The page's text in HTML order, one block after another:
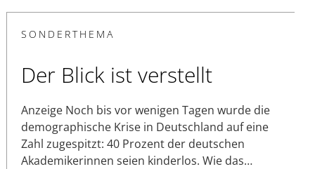
SONDERTHEMA
Der Blick ist verstellt
Anzeige Noch bis vor wenigen Tagen wurde die
demographische Krise in Deutschland auf eine
Zahl zugespitzt: 40 Prozent der deutschen
Akademikerinnen seien kinderlos. Wie das…